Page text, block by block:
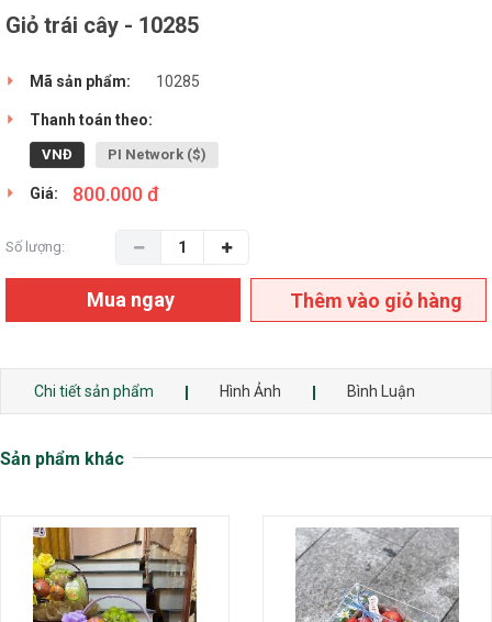
Giỏ trái cây - 10285
Mã sản phẩm: 10285
Thanh toán theo:
VNĐ PI Network ($)
Giá: 800.000 đ
Số lượng:
Mua ngay Thêm vào giỏ hàng
Chi tiết sản phẩm Hình Ảnh Bình Luận
Sản phẩm khác